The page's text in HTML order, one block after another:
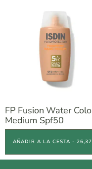
FP Fusion Water
Medium Spf50
AÑADIR A LA CESTA -